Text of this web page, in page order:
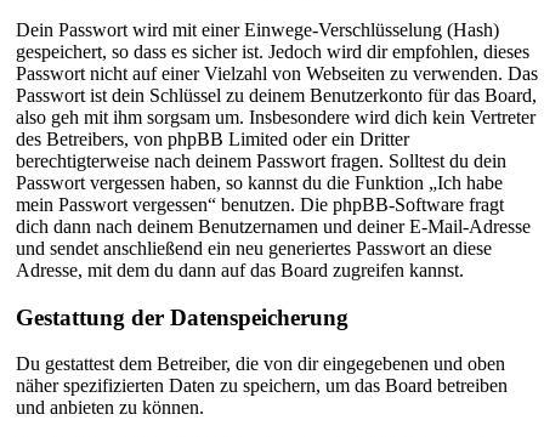
Dein Passwort wird mit einer Einwege-Verschlüsselung (Hash)
gespeichert, so dass es sicher ist. Jedoch wird dir empfohlen, dieses
Passwort nicht auf einer Vielzahl von Webseiten zu verwenden. Das
Passwort ist dein Schlüssel zu deinem Benutzerkonto für das Board,
also geh mit ihm sorgsam um. Insbesondere wird dich kein Vertreter
des Betreibers, von phpBB Limited oder ein Dritter
berechtigterweise nach deinem Passwort fragen. Solltest du dein
Passwort vergessen haben, so kannst du die Funktion „Ich habe
mein Passwort vergessen“ benutzen. Die phpBB-Software fragt
dich dann nach deinem Benutzernamen und deiner E-Mail-Adresse
und sendet anschließend ein neu generiertes Passwort an diese
Adresse, mit dem du dann auf das Board zugreifen kannst.
Gestattung der Datenspeicherung
Du gestattest dem Betreiber, die von dir eingegebenen und oben
näher spezifizierten Daten zu speichern, um das Board betreiben
und anbieten zu können.